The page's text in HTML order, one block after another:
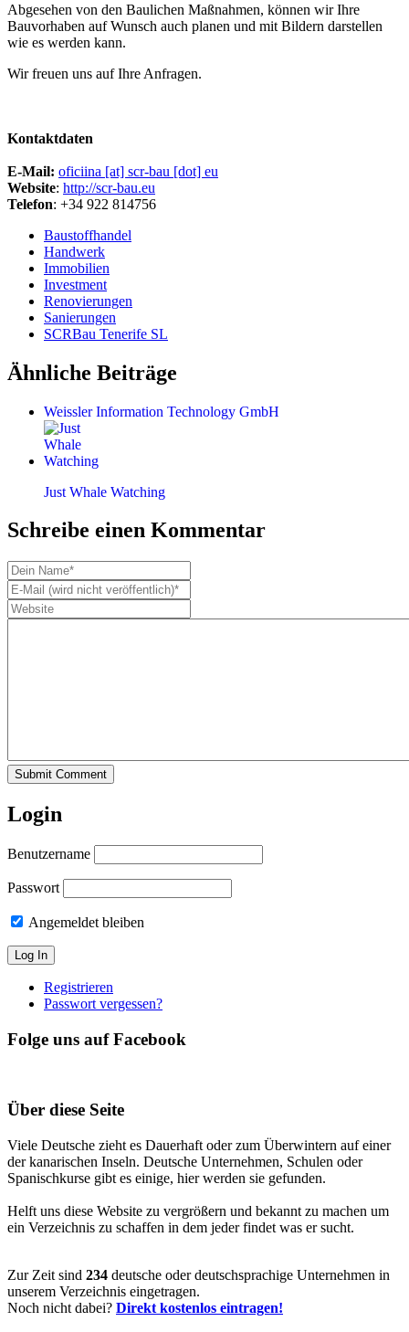
Abgesehen von den Baulichen Maßnahmen, können wir Ihre
Bauvorhaben auf Wunsch auch planen und mit Bildern darstellen
wie es werden kann.
Wir freuen uns auf Ihre Anfragen.
Kontaktdaten
E-Mail: oficiina [at] scr-bau [dot] eu
Website: http://scr-bau.eu
Telefon: +34 922 814756
Baustoffhandel
Handwerk
Immobilien
Investment
Renovierungen
Sanierungen
SCRBau Tenerife SL
Ähnliche Beiträge
Weissler Information Technology GmbH
Just Whale Watching
Schreibe einen Kommentar
Submit Comment
Login
Benutzername
Passwort
Angemeldet bleiben
Registrieren
Passwort vergessen?
Folge uns auf Facebook
Über diese Seite
Viele Deutsche zieht es Dauerhaft oder zum Überwintern auf einer
der kanarischen Inseln. Deutsche Unternehmen, Schulen oder
Spanischkurse gibt es einige, hier werden sie gefunden.
Helft uns diese Website zu vergrößern und bekannt zu machen um
ein Verzeichnis zu schaffen in dem jeder findet was er sucht.
Zur Zeit sind 234 deutsche oder deutschsprachige Unternehmen in
unserem Verzeichnis eingetragen.
Noch nicht dabei? Direkt kostenlos eintragen!